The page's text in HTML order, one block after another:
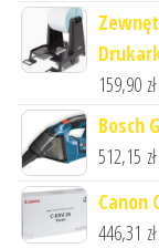
159,90 zł
Bosch
512,15 zł
Canon
446,31 zł